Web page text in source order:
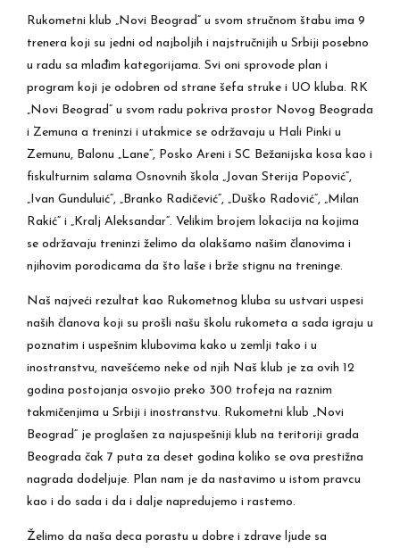
Rukometni klub „Novi Beograd“ u svom stručnom štabu ima 9
trenera koji su jedni od najboljih i najstručnijih u Srbiji posebno
u radu sa mlađim kategorijama. Svi oni sprovode plan i
program koji je odobren od strane šefa struke i UO kluba. RK
„Novi Beograd“ u svom radu pokriva prostor Novog Beograda
i Zemuna a treninzi i utakmice se održavaju u Hali Pinki u
Zemunu, Balonu „Lane“, Posko Areni i SC Bežanijska kosa kao i
fiskulturnim salama Osnovnih škola „Jovan Sterija Popović“,
„Ivan Gunduluić“, „Branko Radičević“, „Duško Radović“, „Milan
Rakić“ i „Kralj Aleksandar“. Velikim brojem lokacija na kojima
se održavaju treninzi želimo da olakšamo našim članovima i
njihovim porodicama da što laše i brže stignu na treninge.
Naš najveći rezultat kao Rukometnog kluba su ustvari uspesi
naših članova koji su prošli našu školu rukometa a sada igraju u
poznatim i uspešnim klubovima kako u zemlji tako i u
inostranstvu, navešćemo neke od njih Naš klub je za ovih 12
godina postojanja osvojio preko 300 trofeja na raznim
takmičenjima u Srbiji i inostranstvu. Rukometni klub „Novi
Beograd“ je proglašen za najuspešniji klub na teritoriji grada
Beograda čak 7 puta za deset godina koliko se ova prestižna
nagrada dodeljuje. Plan nam je da nastavimo u istom pravcu
kao i do sada i da i dalje napredujemo i rastemo.
Želimo da naša deca porastu u dobre i zdrave ljude sa